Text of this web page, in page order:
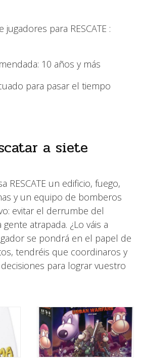
jugadores para RESCATE :
10 años y más
para pasar el tiempo
a siete
RESCATE un edificio, fuego,
y un equipo de bomberos
evitar el derrumbe del
atrapada. ¿Lo váis a
se pondrá en el papel de
tendréis que coordinaros y
para lograr vuestro